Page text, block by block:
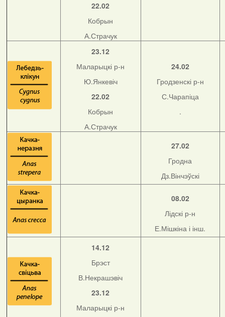
22.02
Кобрын
А.Страчук
23.12
Маларыцкі р-н
Ю.Янкевіч
22.02
Кобрын
А.Страчук
24.02
Гродзенскі р-н
С.Чарапіца
.
27.02
Гродна
Дз.Вінчэўскі
08.02
Лідскі р-н
Е.Мішкіна і інш.
14.12
Брэст
В.Некрашэвіч
23.12
Маларыцкі р-н